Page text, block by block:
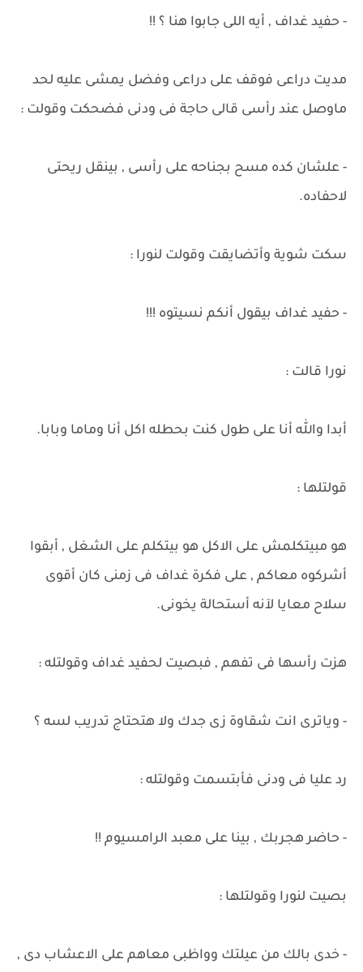
- حفيد غداف , أيه اللى جابوا هنا ؟ !!
مديت دراعى فوقف على دراعى وفضل يمشى عليه لحد
ماوصل عند رأسى قالى حاجة فى ودنى فضحكت وقولت :
- علشان كده مسح بجناحه على رأسى , بينقل ريحتى
لاحفاده.
سكت شوية وأتضايقت وقولت لنورا :
- حفيد غداف بيقول أنكم نسيتوه !!!
نورا قالت :
أبدا والله أنا على طول كنت بحطله اكل أنا وماما وبابا.
قولتلها :
هو مبيتكلمش على الاكل هو بيتكلم على الشغل , أبقوا
أشركوه معاكم , على فكرة غداف فى زمنى كان أقوى
سلاح معايا لآنه أستحالة يخونى.
هزت رأسها فى تفهم , فبصيت لحفيد غداف وقولتله :
- وياترى انت شقاوة زى جدك ولا هتحتاج تدريب لسه ؟
رد عليا فى ودنى فأبتسمت وقولتله :
- حاضر هجربك , بينا على معبد الرامسيوم !!
بصيت لنورا وقولتلها :
- خدى بالك من عيلتك وواظبى معاهم على الاعشاب دى ,